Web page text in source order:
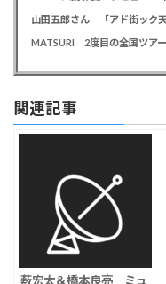
関連記事
薮宏太＆橋本良亮 ミュ